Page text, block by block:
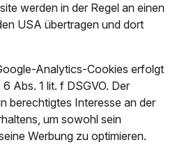
werden in der Regel an einen
USA übertragen und dort
Analytics-Cookies erfolgt
Abs. 1 lit. f DSGVO. Der
berechtigtes Interesse an der
um sowohl sein
Werbung zu optimieren.